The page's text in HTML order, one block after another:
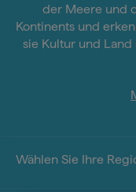
der Meere und
Kontinents und
sie Kultur und
Wählen Sie Ihre